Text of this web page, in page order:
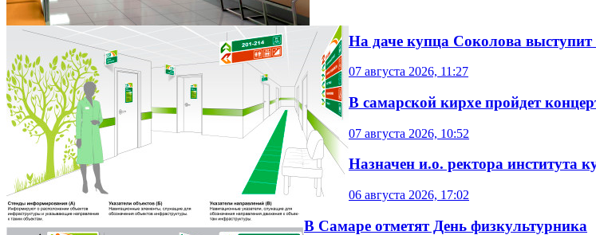
На даче купца Соколова выступит
07 августа 2026, 11:27
В самарской кирхе пройдет
07 августа 2026, 10:52
Назначен и.о. ректора института
06 августа 2026, 17:02
В Самаре отметят День физкультурника